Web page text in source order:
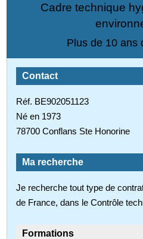
Cadre technique
Plus de 10 ans
Contact
Réf. BE902051123
Né en 1973
78700 Conflans Ste Honorine
Ma recherche
Je recherche tout type de
de France, dans le Contrôle
Formations